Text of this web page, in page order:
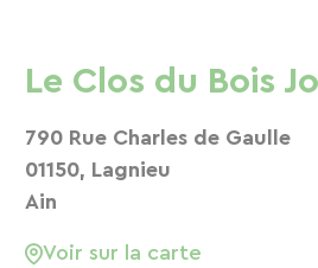
Le Clos du Bois
790 Rue Charles de Gaulle
01150, Lagnieu
Ain
Voir sur la carte